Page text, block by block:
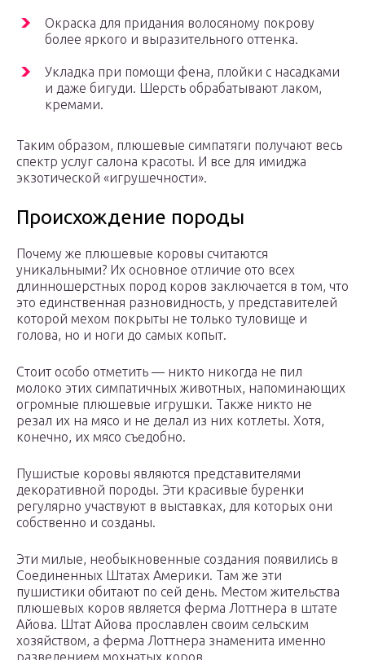
Окраска для придания волосяному покрову
более яркого и выразительного оттенка.
Укладка при помощи фена, плойки с насадками
и даже бигуди. Шерсть обрабатывают лаком,
кремами.
Таким образом, плюшевые симпатяги получают весь
спектр услуг салона красоты. И все для имиджа
экзотической «игрушечности».
Происхождение породы
Почему же плюшевые коровы считаются
уникальными? Их основное отличие ото всех
длинношерстных пород коров заключается в том, что
это единственная разновидность, у представителей
которой мехом покрыты не только туловище и
голова, но и ноги до самых копыт.
Стоит особо отметить — никто никогда не пил
молоко этих симпатичных животных, напоминающих
огромные плюшевые игрушки. Также никто не
резал их на мясо и не делал из них котлеты. Хотя,
конечно, их мясо съедобно.
Пушистые коровы являются представителями
декоративной породы. Эти красивые буренки
регулярно участвуют в выставках, для которых они
собственно и созданы.
Эти милые, необыкновенные создания появились в
Соединенных Штатах Америки. Там же эти
пушистики обитают по сей день. Местом жительства
плюшевых коров является ферма Лоттнера в штате
Айова. Штат Айова прославлен своим сельским
хозяйством, а ферма Лоттнера знаменита именно
разведением мохнатых коров.